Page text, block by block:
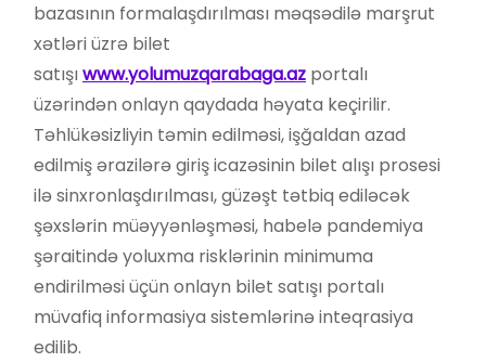
bazasının formalaşdırılması məqsədilə marşrut
xətləri üzrə bilet
satışıwww.yolumuzqarabaga.az portalı
üzərindən onlayn qaydada həyata keçirilir.
Təhlükəsizliyin təmin edilməsi, işğaldan azad
edilmiş ərazilərə giriş icazəsinin bilet alışı prosesi
ilə sinxronlaşdırılması, güzəşt tətbiq ediləcək
şəxslərin müəyyənləşməsi, habelə pandemiya
şəraitində yoluxma risklərinin minimuma
endirilməsi üçün onlayn bilet satışı portalı
müvafiq informasiya sistemlərinə inteqrasiya
edilib.